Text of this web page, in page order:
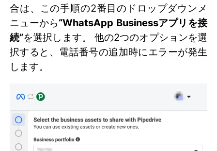
合は、この手順の2番目のドロップダウンメ
ニューから“WhatsApp Businessアプリを接
続”を選択します。 他の2つのオプションを選
択すると、電話番号の追加時にエラーが発生
します。